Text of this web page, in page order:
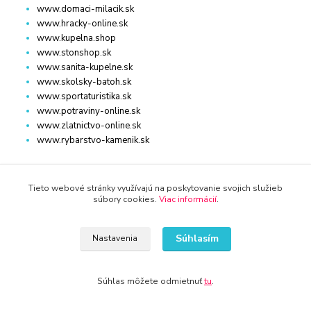
www.domaci-milacik.sk
www.hracky-online.sk
www.kupelna.shop
www.stonshop.sk
www.sanita-kupelne.sk
www.skolsky-batoh.sk
www.sportaturistika.sk
www.potraviny-online.sk
www.zlatnictvo-online.sk
www.rybarstvo-kamenik.sk
DOM, ZÁHRADA
www.kvalitnytovar.sk
www.top-nabytok.sk
Tieto webové stránky využívajú na poskytovanie svojich služieb
súbory cookies. Viac informácií.
Nastavenia Súhlasím
Súhlas môžete odmietnuťtu.